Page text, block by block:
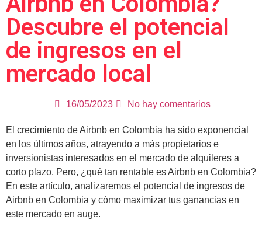
Descubre el potencial
de ingresos en el
mercado local
16/05/2023 No hay comentarios
El crecimiento de Airbnb en Colombia ha sido exponencial
en los últimos años, atrayendo a más propietarios e
inversionistas interesados en el mercado de alquileres a
corto plazo. Pero, ¿qué tan rentable es Airbnb en Colombia?
En este artículo, analizaremos el potencial de ingresos de
Airbnb en Colombia y cómo maximizar tus ganancias en
este mercado en auge.